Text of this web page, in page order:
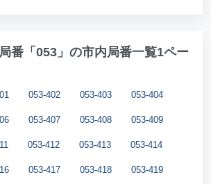
番「053」の市内局番一覧1ペー
053-402 053-403 053-404
053-407 053-408 053-409
053-412 053-413 053-414
053-417 053-418 053-419